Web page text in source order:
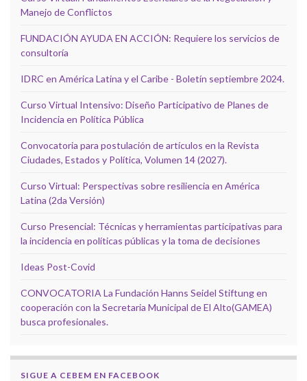
Manejo de Conflictos
FUNDACIÓN AYUDA EN ACCIÓN: Requiere los servicios de
consultoría
IDRC en América Latina y el Caribe - Boletín septiembre 2024.
Curso Virtual Intensivo: Diseño Participativo de Planes de
Incidencia en Política Pública
Convocatoria para postulación de artículos en la Revista
Ciudades, Estados y Política, Volumen 14 (2027).
Curso Virtual: Perspectivas sobre resiliencia en América
Latina (2da Versión)
Curso Presencial: Técnicas y herramientas participativas para
la incidencia en políticas públicas y la toma de decisiones
Ideas Post-Covid
CONVOCATORIA La Fundación Hanns Seidel Stiftung en
cooperación con la Secretaria Municipal de El Alto(GAMEA)
busca profesionales.
SIGUE A CEBEM EN FACEBOOK